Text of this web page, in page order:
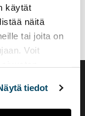
käytät
näitä
tai joita on
Voit
tiedot